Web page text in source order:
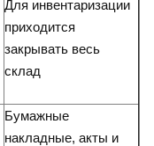
Для инвентаризации
приходится
закрывать весь
склад
Бумажные
накладные, акты и